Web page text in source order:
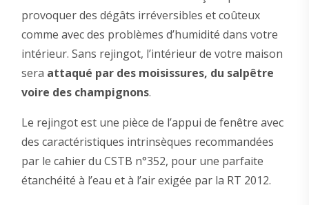
provoquer des dégâts irréversibles et coûteux
comme avec des problèmes d’humidité dans votre
intérieur. Sans rejingot, l’intérieur de votre maison
sera attaqué par des moisissures, du salpêtre
voire des champignons.
Le rejingot est une pièce de l’appui de fenêtre avec
des caractéristiques intrinsèques recommandées
par le cahier du CSTB n°352, pour une parfaite
étanchéité à l’eau et à l’air exigée par la RT 2012.